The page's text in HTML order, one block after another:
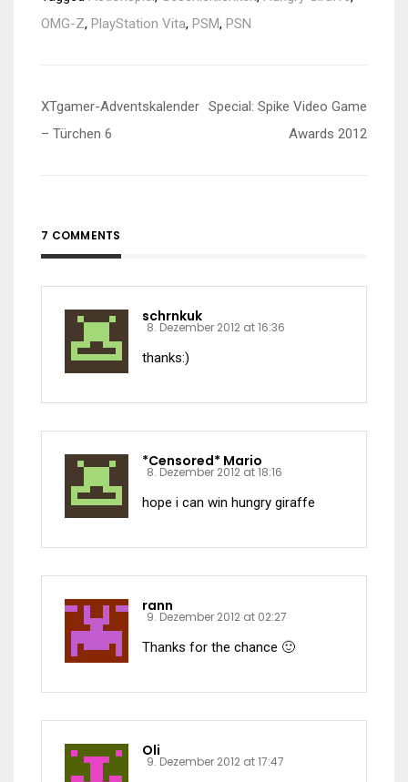
OMG-Z, PlayStation Vita, PSM, PSN
Beitragsnavigation
XTgamer-Adventskalender
– Türchen 6
Special: Spike Video Game
Awards 2012
7 COMMENTS
schrnkuk
8. Dezember 2012 at 16:36
thanks:)
*Censored* Mario
8. Dezember 2012 at 18:16
hope i can win hungry giraffe
rann
9. Dezember 2012 at 02:27
Thanks for the chance 🙂
Oli
9. Dezember 2012 at 17:47